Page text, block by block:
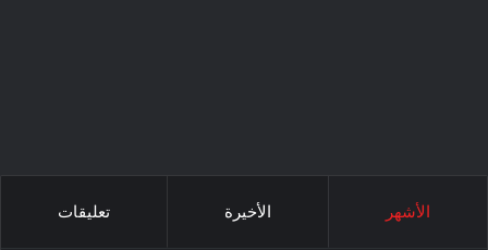
الأشهر الأخيرة تعليقات